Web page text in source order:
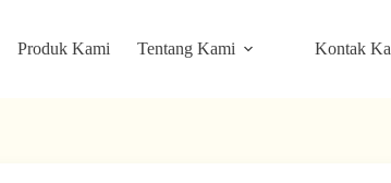
Produk Kami Tentang Kami Kontak